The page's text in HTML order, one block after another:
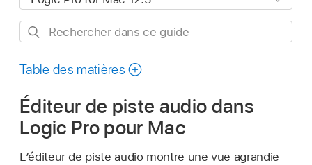
Rechercher
ce
Table des matières
Éditeur de piste audio dans
Logic Pro pour Mac
L’éditeur de piste audio montre une vue agrandie